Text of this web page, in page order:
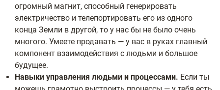
огромный магнит, способный генерировать
электричество и телепортировать его из одного
конца Земли в другой, то у нас бы не было очень
многого. Умеете продавать — у вас в руках главный
компонент взаимодействия с людьми и большое
будущее.
Навыки управления людьми и процессами. Если ты